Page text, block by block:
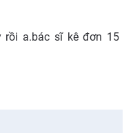
rồi a.bác sĩ kê đơn 15